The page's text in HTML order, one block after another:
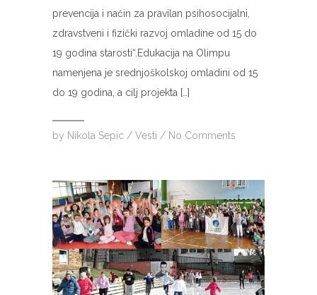
prevencija i način za pravilan psihosocijalni,
zdravstveni i fizički razvoj omladine od 15 do
19 godina starosti“.Edukacija na Olimpu
namenjena je srednjoškolskoj omladini od 15
do 19 godina, a cilj projekta […]
by Nikola Sepic / Vesti / No Comments